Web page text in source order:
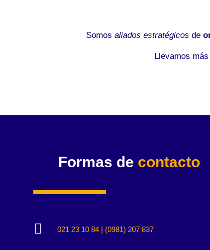
Somos aliados estratégicos de
Llevamos
Formas de contacto
 021 23 10 84 | (0981) 207 837